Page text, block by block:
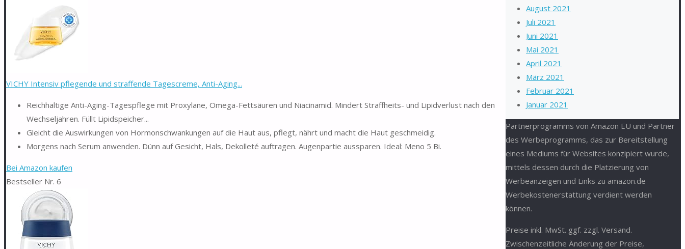
VICHY Intensiv pflegende und straffende Tagescreme, Anti-Aging...
Reichhaltige Anti-Aging-Tagespflege mit Proxylane, Omega-Fettsäuren und Niacinamid. Mindert Straffheits- und Lipidverlust nach den
Wechseljahren. Füllt Lipidspeicher...
Gleicht die Auswirkungen von Hormonschwankungen auf die Haut aus, pflegt, nährt und macht die Haut geschmeidig.
Morgens nach Serum anwenden. Dünn auf Gesicht, Hals, Dekolleté auftragen. Augenpartie aussparen. Ideal: Meno 5 Bi.
Bei Amazon kaufen
Bestseller Nr. 6
August 2021
Juli 2021
Juni 2021
Mai 2021
April 2021
März 2021
Februar 2021
Januar 2021
Partnerprogramms von Amazon EU und Partner
des Werbeprogramms, das zur Bereitstellung
eines Mediums für Websites konzipiert wurde,
mittels dessen durch die Platzierung von
Werbeanzeigen und Links zu amazon.de
Werbekostenerstattung verdient werden
können.
Preise inkl. MwSt. ggf. zzgl. Versand.
Zwischenzeitliche Änderung der Preise,